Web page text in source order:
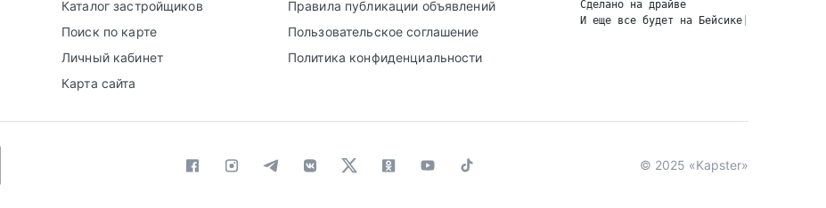
Каталог застройщиков
Поиск по карте
Личный кабинет
Карта сайта
Правила публикации объявлений
Пользовательское соглашение
Политика конфиденциальности
Сделано на драйве
И еще все будет на Бейсике
© 2025 «Kapster»